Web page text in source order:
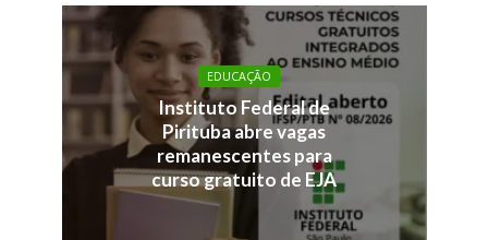
EDUCAÇÃO
Instituto Federal de
Pirituba abre vagas
remanescentes para
curso gratuito de EJA